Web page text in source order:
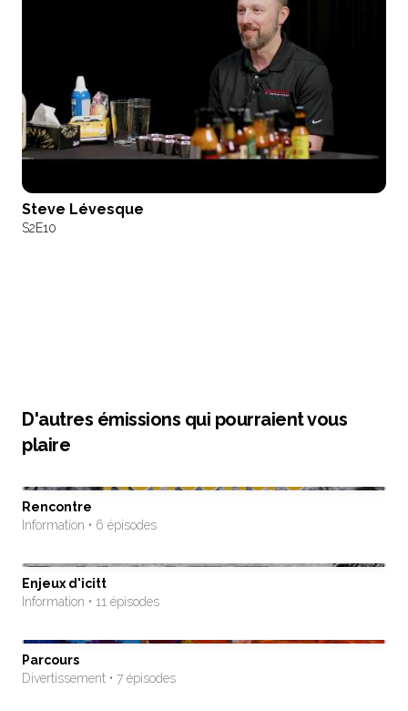
Steve Lévesque
S2E10
D'autres émissions qui pourraient vous
plaire
Rencontre
Information • 6 épisodes
Enjeux d'icitt
Information • 11 épisodes
Parcours
Divertissement • 7 épisodes